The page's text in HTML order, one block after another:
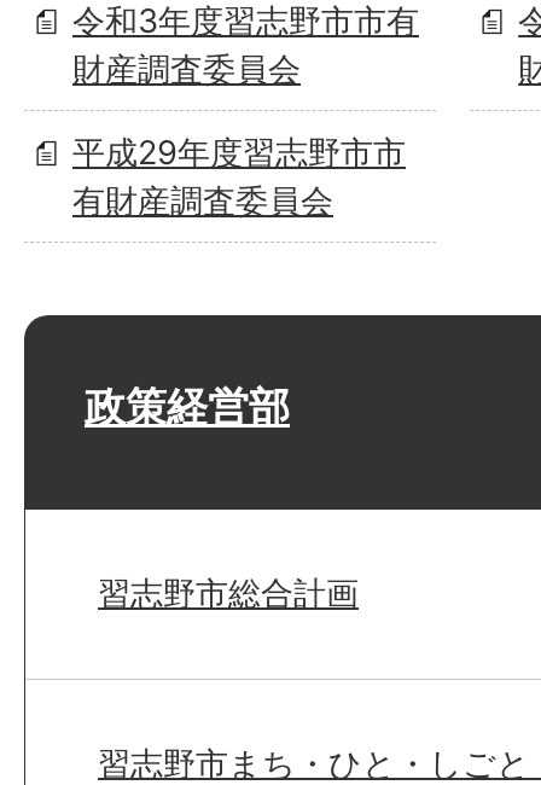
令和3年度習志野市市有
財産調査委員会
平成29年度習志野市市
有財産調査委員会
政策経営部
習志野市総合計画
習志野市まち・ひと・しごと